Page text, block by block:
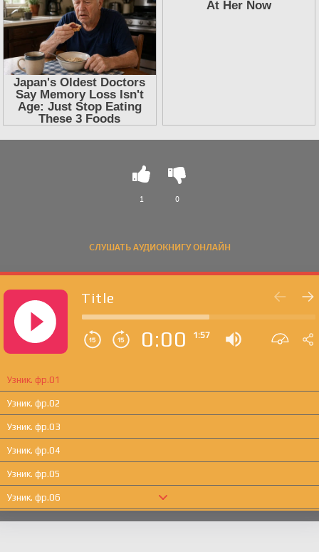
СЛУШАТЬ АУДИОКНИГУ ОНЛАЙН
1 0
Title
0:00 1:57
Узник. фр.01
Узник. фр.02
Узник. фр.03
Узник. фр.04
Узник. фр.05
Узник. фр.06
Узник. фр.07